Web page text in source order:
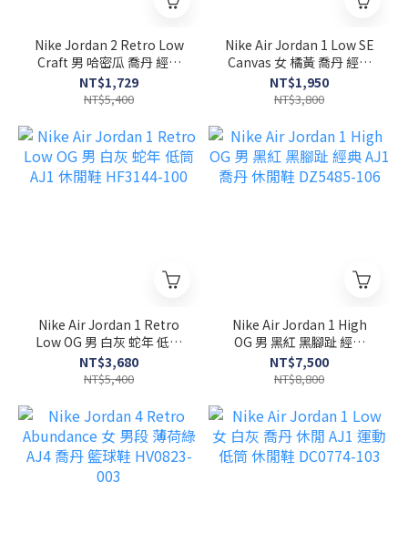
Nike Jordan 2 Retro Low
Craft 男 哈密瓜 喬丹 經典
穿搭 休閒鞋 DV9956-118
NT$1,729
NT$5,400
Nike Air Jordan 1 Low SE
Canvas 女 橘黃 喬丹 經典
刺繡 休閒鞋 DV0426-200
NT$1,950
NT$3,800
Nike Air Jordan 1 Retro
Low OG 男 白灰 蛇年 低筒
AJ1 休閒鞋 HF3144-100
NT$3,680
NT$5,400
Nike Air Jordan 1 High
OG 男 黑紅 黑腳趾 經典
AJ1 喬丹 休閒鞋 DZ5485-
106
NT$7,500
NT$8,800